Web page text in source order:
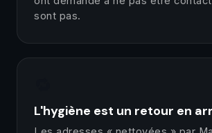
sont pas.
L'hygiène est un retour en